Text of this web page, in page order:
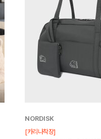
NORDISK
[카리나착장]